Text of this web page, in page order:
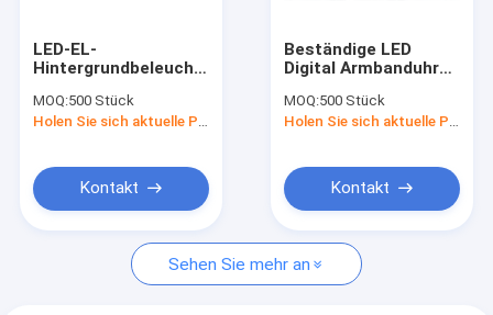
LED-EL-
Hintergrundbeleuchtungs-
Taschenrechner-
Skala-Spiegel-Uhren
MOQ:500 Stück
Holen Sie sich aktuelle Preis
Kontakt
Beständige LED
Digital Armbanduhr
Eisen-Samurai-Uhr
MOQ:500 Stück
Holen Sie sich aktuelle Preis
Kontakt
Sehen Sie mehr an